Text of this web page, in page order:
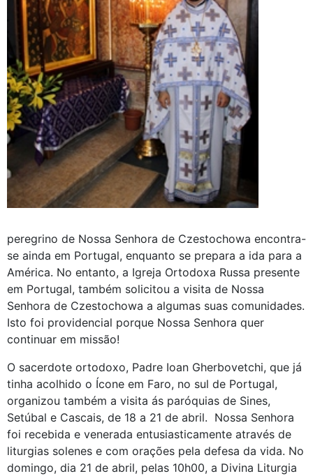
peregrino de Nossa Senhora de Czestochowa encontra-
se ainda em Portugal, enquanto se prepara a ida para a
América. No entanto, a Igreja Ortodoxa Russa presente
em Portugal, também solicitou a visita de Nossa
Senhora de Czestochowa a algumas suas comunidades.
Isto foi providencial porque Nossa Senhora quer
continuar em missão!
O sacerdote ortodoxo, Padre Ioan Gherbovetchi, que já
tinha acolhido o Ícone em Faro, no sul de Portugal,
organizou também a visita ás paróquias de Sines,
Setúbal e Cascais, de 18 a 21 de abril. Nossa Senhora
foi recebida e venerada entusiasticamente através de
liturgias solenes e com orações pela defesa da vida. No
domingo, dia 21 de abril, pelas 10h00, a Divina Liturgia